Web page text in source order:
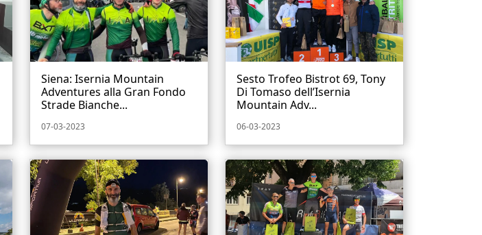
Siena: Isernia Mountain
Adventures alla Gran Fondo
Strade Bianche...
07-03-2023
Sesto Trofeo Bistrot 69, Tony
Di Tomaso dell’Isernia
Mountain Adv...
06-03-2023